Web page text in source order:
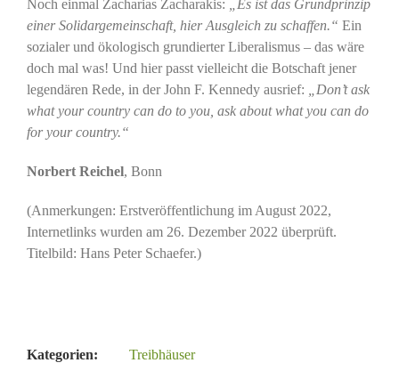
Noch einmal Zacharias Zacharakis:
„Es ist das Grundprinzip
einer Solidargemeinschaft, hier Ausgleich zu schaffen.“ Ein
sozialer und ökologisch grundierter Liberalismus – das wäre
doch mal was! Und hier passt vielleicht die Botschaft jener
legendären Rede, in der John F. Kennedy ausrief:
„Don’t ask
what your country can do to you, ask about what you can do
for your country.“
Norbert Reichel, Bonn
(Anmerkungen: Erstveröffentlichung im August 2022,
Internetlinks wurden am 26. Dezember 2022 überprüft.
Titelbild: Hans Peter Schaefer.)
Kategorien:
Treibhäuser